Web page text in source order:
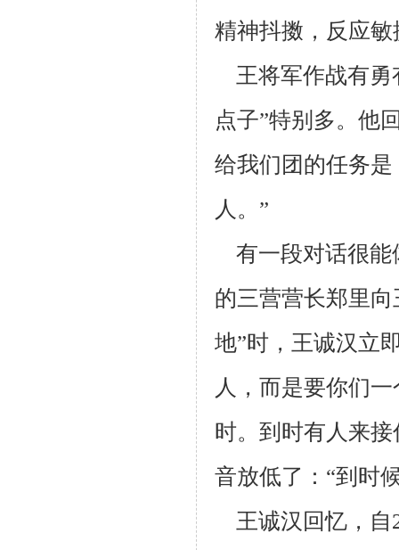
精神抖擞，反应敏
王将军作战有勇
点子”特别多。他
给我们团的任务是
人。”
有一段对话很能
的三营营长郑里
地”时，王诚汉立
人，而是要你们一
时。 到时有人来
音放低了：“到时
王诚汉回忆，自